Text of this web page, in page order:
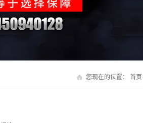
您现在的位置： 首页